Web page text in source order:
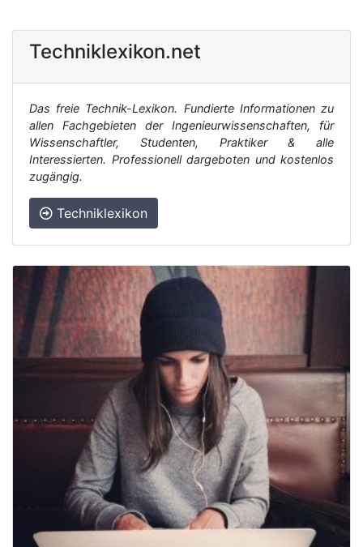
Techniklexikon.net
Das freie Technik-Lexikon. Fundierte Informationen zu
allen Fachgebieten der Ingenieurwissenschaften, für
Wissenschaftler, Studenten, Praktiker & alle
Interessierten. Professionell dargeboten und kostenlos
zugängig.
Techniklexikon